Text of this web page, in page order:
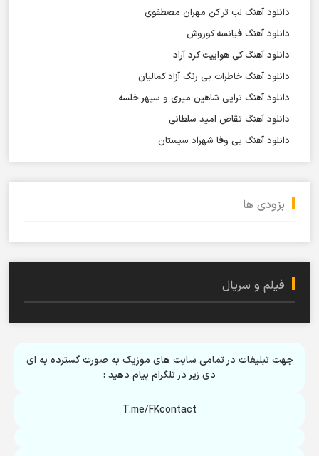
دانلود آهنگ لب تر کن مهران مصطفوی
دانلود آهنگ فیانسه کوروش
دانلود آهنگ کی هواییت کرد آراد
دانلود آهنگ خاطرات بی رنگ آزاد کمالیان
دانلود آهنگ تراپی شاهین میری و سپهر خلسه
دانلود آهنگ تقاص امید سلطانی
دانلود آهنگ بی وفا شهراد سیستان
بزودی ها
فیلم و سریال
جهت تبلیغات در تمامی سایت های موزیک به صورت گسترده به ای
دی زیر در تلگرام پیام دهید :
T.me/FKcontact